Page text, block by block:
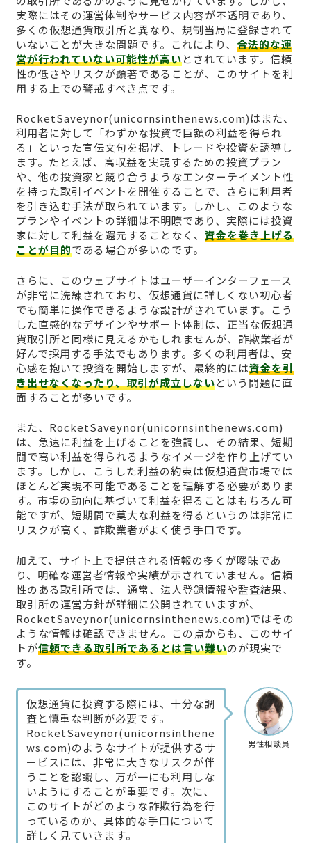
実際にはその運営体制やサービス内容が不透明であり、
多くの仮想通貨取引所と異なり、規制当局に登録されて
いないことが大きな問題です。これにより、 合法的な運
営が行われていない可能性が高いとされています。信頼
性の低さやリスクが顕著であることが、このサイトを利
用する上での警戒すべき点です。
RocketSaveynor(unicornsinthenews.com)はまた、
利用者に対して「わずかな投資で巨額の利益を得られ
る」といった宣伝文句を掲げ、トレードや投資を誘導し
ます。たとえば、高収益を実現するための投資プラン
や、他の投資家と競り合うようなエンターテイメント性
を持った取引イベントを開催することで、さらに利用者
を引き込む手法が取られています。しかし、このような
プランやイベントの詳細は不明瞭であり、実際には投資
家に対して利益を還元することなく、 資金を巻き上げる
ことが目的である場合が多いのです。
さらに、このウェブサイトはユーザーインターフェース
が非常に洗練されており、仮想通貨に詳しくない初心者
でも簡単に操作できるような設計がされています。こう
した直感的なデザインやサポート体制は、正当な仮想通
貨取引所と同様に見えるかもしれませんが、詐欺業者が
好んで採用する手法でもあります。多くの利用者は、安
心感を抱いて投資を開始しますが、最終的には資金を引
き出せなくなったり、取引が成立しないという問題に直
面することが多いです。
また、RocketSaveynor(unicornsinthenews.com)
は、急速に利益を上げることを強調し、その結果、短期
間で高い利益を得られるようなイメージを作り上げてい
ます。しかし、こうした利益の約束は仮想通貨市場では
ほとんど実現不可能であることを理解する必要がありま
す。市場の動向に基づいて利益を得ることはもちろん可
能ですが、短期間で莫大な利益を得るというのは非常に
リスクが高く、詐欺業者がよく使う手口です。
加えて、サイト上で提供される情報の多くが曖昧であ
り、明確な運営者情報や実績が示されていません。信頼
性のある取引所では、通常、法人登録情報や監査結果、
取引所の運営方針が詳細に公開されていますが、
RocketSaveynor(unicornsinthenews.com)ではその
ような情報は確認できません。この点からも、このサイ
トが信頼できる取引所であるとは言い難いのが現実で
す。
男性相談員
仮想通貨に投資する際には、十分な調
査と慎重な判断が必要です。
RocketSaveynor(unicornsinthene
ws.com)のようなサイトが提供するサ
ービスには、非常に大きなリスクが伴
うことを認識し、万が一にも利用しな
いようにすることが重要です。次に、
このサイトがどのような詐欺行為を行
っているのか、具体的な手口について
詳しく見ていきます。